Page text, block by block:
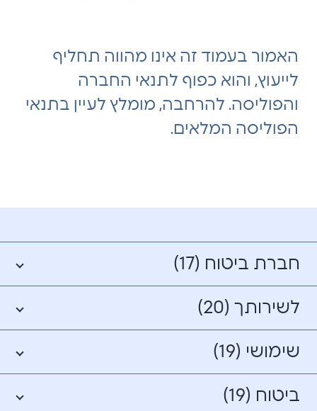
האמור בעמוד זה אינו מהווה תחליף
לייעוץ, והוא כפוף לתנאי החברה
והפוליסה. להרחבה, מומלץ לעיין בתנאי
הפוליסה המלאים.
חברת ביטוח (17)
לשירותך (20)
שימושי (19)
ביטוח (19)